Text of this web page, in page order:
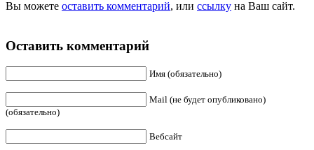
Вы можете оставить комментарий, или ссылку на Ваш сайт.
Оставить комментарий
Имя (обязательно)
Mail (не будет опубликовано)
(обязательно)
Вебсайт